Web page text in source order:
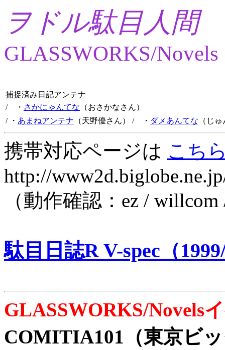
ヲドル駄目人間
GLASSWORKS/Novels
捕捉済み日記アンテナ
/ ・ さかにゃんてな （おさかなさん）
/ ・ あまねアンテナ （天野優さん） / ・ ダメあんてな （じ
携帯対応ページは こち
http://
（動作確認：ez /
駄目日誌R V-spec（
GLASSWORKS/Novels
COMITIA101（東京ビ